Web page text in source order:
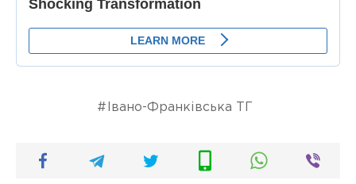
Івано-Франківська ТГ